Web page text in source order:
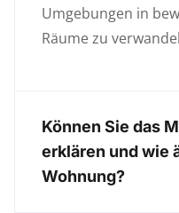
Umgebungen in
Räume zu
Können Sie das
erklären und wie
Wohnung?